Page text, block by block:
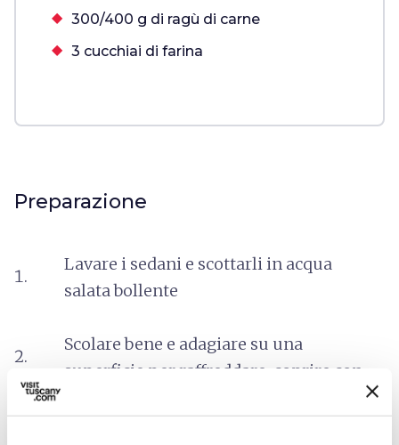
300/400 g di ragù di carne
3 cucchiai di farina
Preparazione
Lavare i sedani e scottarli in acqua
salata bollente
Scolare bene e adagiare su una
superficie per raffreddare, coprire con